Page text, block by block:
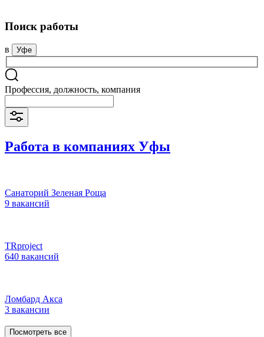
Поиск работы
в Уфе
Профессия, должность, компания
Работа в компаниях Уфы
Санаторий Зеленая Роща
9 вакансий
TRproject
640 вакансий
Ломбард Акса
3 вакансии
Посмотреть все